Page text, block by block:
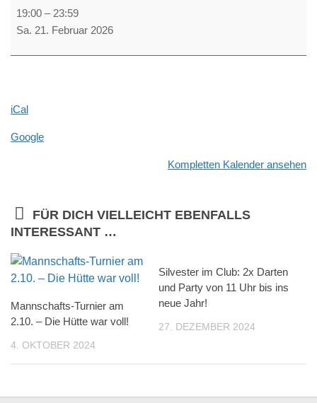
Mêlée-
Turnier
Status
86/Quickborn
19:00 – 23:59
Sa. 21. Februar 2026
iCal
Google
Kompletten Kalender ansehen
FÜR DICH VIELLEICHT EBENFALLS
INTERESSANT …
Mannschafts-Turnier am
2.10. – Die Hütte war voll!
4. OKTOBER 2024
Silvester im Club: 2x Darten
und Party von 11 Uhr bis ins
neue Jahr!
27. DEZEMBER 2024